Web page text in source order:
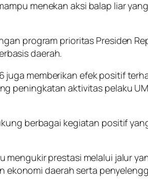
menekan aksi balap liar
program prioritas Presiden
daerah.
juga memberikan efek positif
peningkatan aktivitas pelaku
berbagai kegiatan positif
prestasi melalui jalur
daerah serta